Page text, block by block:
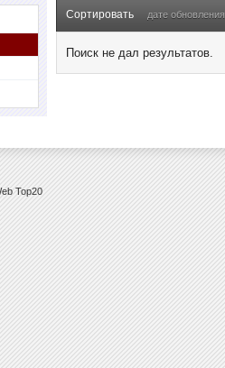
Сортировать дате обновления
Поиск не дал результатов.